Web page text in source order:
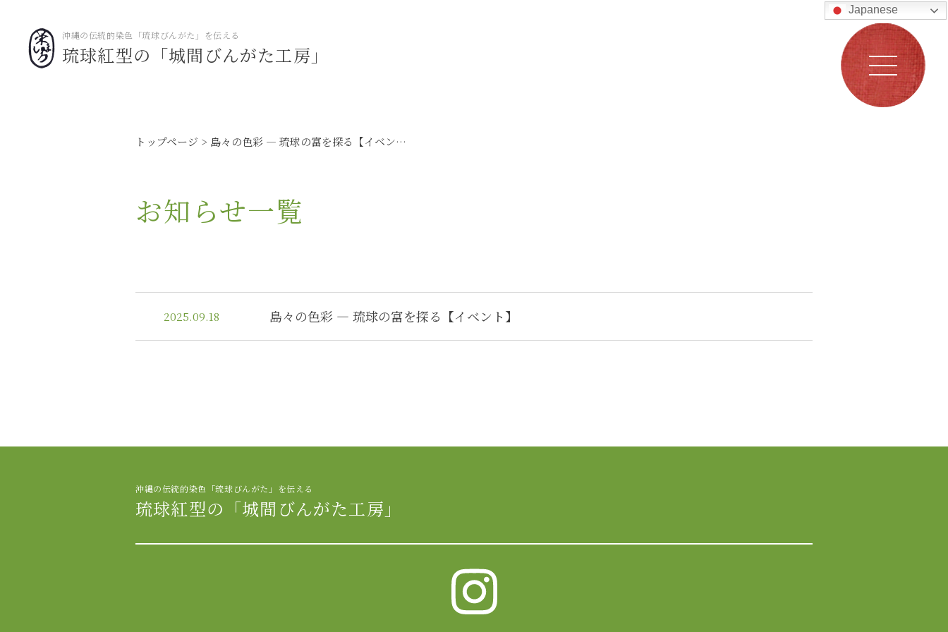
沖縄の伝統的染色「琉球びんがた」を伝える
琉球紅型の「城間びんがた工房」
Japanese
トップページ 島々の色彩 ― 琉球の富を探る【イベント】
お知らせ一覧
2025.09.18 島々の色彩 ― 琉球の富を探る【イベント】
沖縄の伝統的染色「琉球びんがた」を伝える
琉球紅型の「城間びんがた工房」